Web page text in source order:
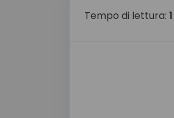
Tempo di lettura: